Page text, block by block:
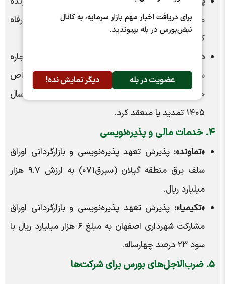
برای دریافت اخبار مهم بازار سرمایه، به کانال
نبض‌بورس در بله بپیوندید.
عضویت در بله دیگر نمایش نده!
مناقصه نصب ۷۳۳ سیستم حفاظتی برای بانک رفاه
کارگران به مبلغ ۴.۱۷ هزار میلیارد ریال شد.
درآمدهای عملیاتی «کفرآور»:
این شرکت قراردادهای اجاره
سالن، ماشین‌آلات و واحدهای تولیدی خود را با اشخاص
حقیقی و حقوقی به مبالغ مشخص ماهیانه تا پایان سال
۱۴۰۵ تمدید یا منعقد کرد.
۴. خدمات مالی و پذیره‌نویسی
«تماوند»: پذیرش تعهد پذیره‌نویسی و بازارگردانی اوراق
سلف برق منطقه گیلان (سبرق۰۷۱) به ارزش ۹.۷ هزار
میلیارد ریال.
«تکیمیا»: پذیرش تعهد پذیره‌نویسی و بازارگردانی اوراق
مشارکت شهرداری اصفهان به مبلغ ۶ هزار میلیارد ریال با
سود ۲۳ درصد چهارساله.
۵. ضرب‌الاجل‌های بورس برای شرکت‌ها